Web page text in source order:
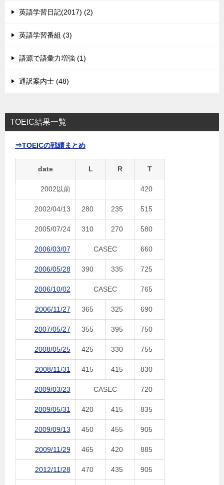
英語学習日記(2017) (2)
英語学習番組 (3)
語源で語彙力増強 (1)
通訳案内士 (48)
TOEIC結果一覧
⇒TOEICの戦績まとめ
date L R T
2002以前 420
2002/04/13 280 235 515
2005/07/24 310 270 580
2006/03/07 CASEC 660
2006/05/28 390 335 725
2006/10/02 CASEC 765
2006/11/27 365 325 690
2007/05/27 355 395 750
2008/05/25 425 330 755
2008/11/31 415 415 830
2009/03/23 CASEC 720
2009/05/31 420 415 835
2009/09/13 450 455 905
2009/11/29 465 420 885
2012/11/28 470 435 905